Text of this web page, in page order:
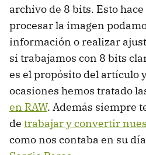
archivo de 8 bits. Esto
procesar la imagen
información o realizar
si trabajamos con 8 bits
es el propósito del artículo
ocasiones hemos tratado
en RAW. Además siempre
de trabajar y convertir
como nos contaba en su